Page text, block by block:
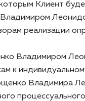
Клиент
реализации
Владимиром
к
Владимира